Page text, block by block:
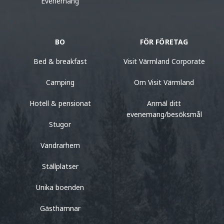
BO
Bed & breakfast
Camping
Hotell & pensionat
Stugor
Vandrarhem
Ställplatser
Unika boenden
Gästhamnar
FÖR FÖRETAG
Visit Värmland Corporate
Om Visit Värmland
Anmäl ditt
evenemang/besöksmål